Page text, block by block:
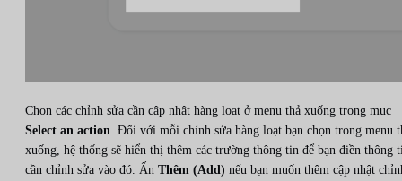
Chọn các chỉnh sửa cần cập nhật hàng loạt ở menu thả xuống trong mục
Select an action . Đối với mỗi chỉnh sửa hàng loạt bạn chọn trong menu
xuống, hệ thống sẽ hiển thị thêm các trường thông tin để bạn điền thông
cần chỉnh sửa vào đó. Ấn Thêm (Add) nếu bạn muốn thêm cập nhật